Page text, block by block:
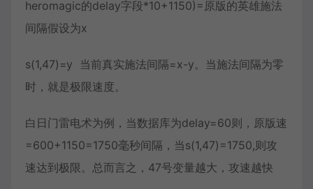
heromagic的delay字段*10+1150)=原版的英雄施法
间隔假设为x
s(1,47)=y 当前真实施法间隔=x-y。当施法间隔为零
时，就是极限速度。
白日门雷电术为例，当数据库为delay=60则，原版速
=600+1150=1750毫秒间隔，当s(1,47)=1750,则攻
速达到极限。总而言之，47号变量越大，攻速越快